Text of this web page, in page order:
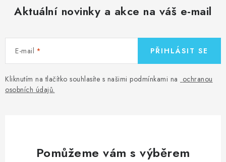
Aktuální novinky a akce na váš e-mail
E-mail
Kliknutím na tlačítko souhlasíte s našimi podmínkami na ochranou
osobních údajů.
PŘIHLÁSIT SE
Pomůžeme vám s výběrem